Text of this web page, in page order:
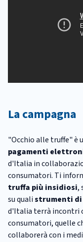
La campagna
"Occhio alle truffe" è
pagamenti
d'Italia in
consumatori. Ti
truffa più insidiosi,
su qualistrumenti
d'Italia terrà incontri
consumatori, quelle
collaborerà con i